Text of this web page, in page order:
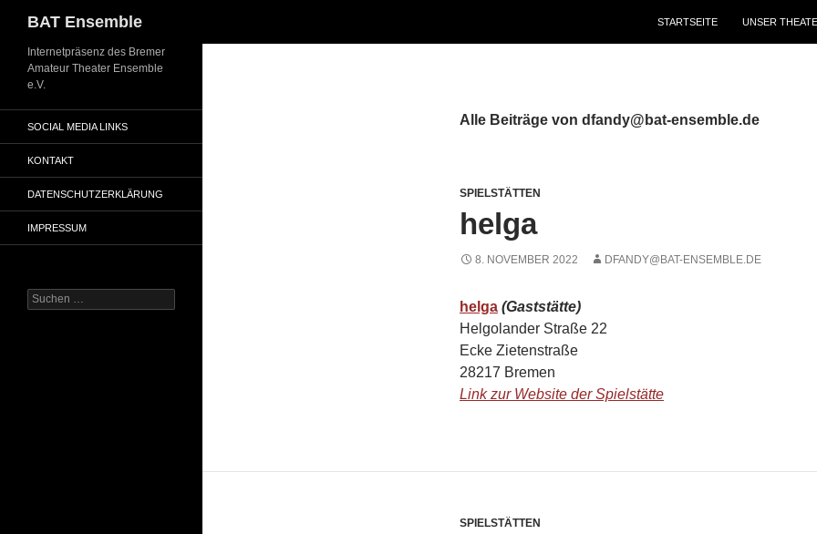
Inhalt
BAT Ensemble STARTSEITE UNSER
Alle Beiträge von dfandy@bat-ensemble.de
SPIELSTÄTTEN
helga
8. NOVEMBER 2022 DFANDY@BAT-ENSEMBLE.DE
helga (Gaststätte)
Helgolander Straße 22
Ecke Zietenstraße
28217 Bremen
Link zur Website der Spielstätte
SPIELSTÄTTEN
Internetpräsenz des Bremer
Amateur Theater Ensemble
e.V.
SOCIAL MEDIA LINKS
KONTAKT
DATENSCHUTZERKLÄRUNG
IMPRESSUM
Suchen
nach: